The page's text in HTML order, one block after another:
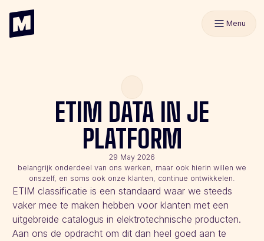
Menu
ETIM DATA IN JE
PLATFORM
29 May 2026
belangrijk onderdeel van ons werken, maar ook hierin willen we
onszelf, en soms ook onze klanten, continue ontwikkelen.
ETIM classificatie is een standaard waar we steeds
vaker mee te maken hebben voor klanten met een
uitgebreide catalogus in elektrotechnische producten.
Aan ons de opdracht om dit dan heel goed aan te